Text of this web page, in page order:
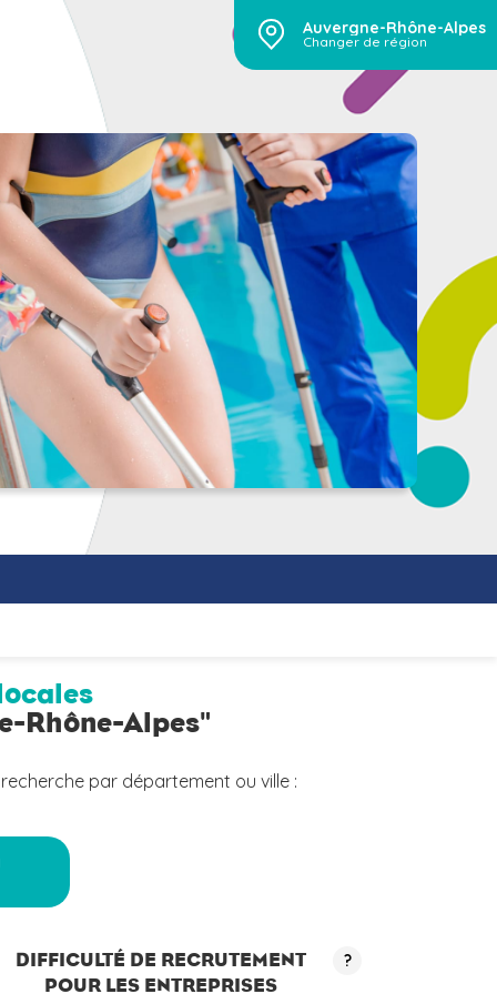
Auvergne-Rhône-Alpes
Changer de région
Rhône-Alpes"
par département ou ville :
DIFFICULTÉ DE RECRUTEMENT
POUR LES ENTREPRISES
?